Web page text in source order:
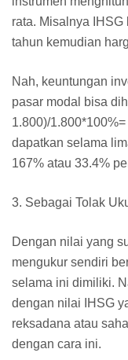
rata. Misalnya
tahun kemudian
Nah, keuntungan
pasar modal bisa
1.800)/
dapatkan selama
167% atau 33.4%
3. Sebagai Tolak
Dengan nilai yang
mengukur sendiri
selama ini dimiliki.
dengan nilai IHSG
reksadana atau
dengan cara ini.